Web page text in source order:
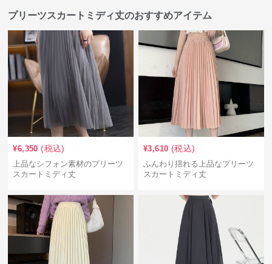
プリーツスカートミディ丈のおすすめアイテム
¥6,350 (税込)
上品なシフォン素材のプリーツ
スカートミディ丈
¥3,610 (税込)
ふんわり揺れる上品なプリーツ
スカートミディ丈